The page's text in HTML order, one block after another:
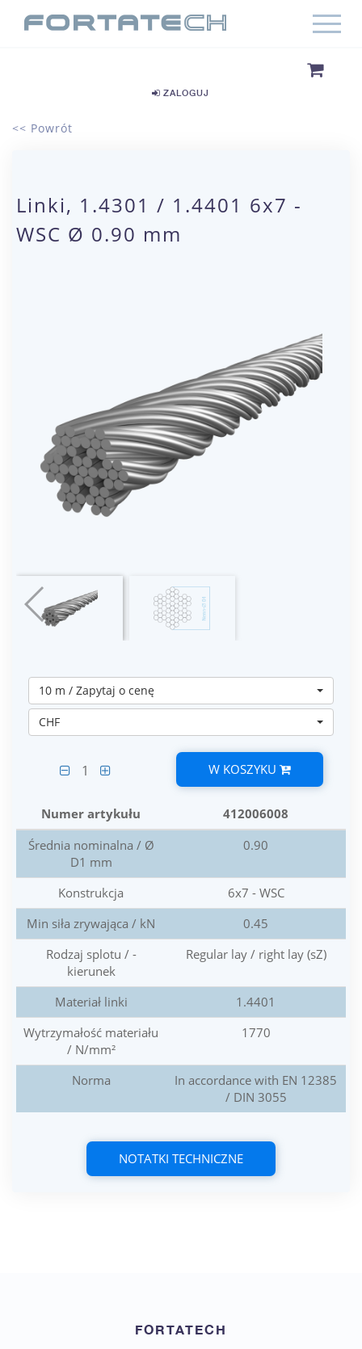
ZALOGUJ
<< Powrót
Linki, 1.4301 / 1.4401 6x7 -
WSC Ø 0.90 mm
10 m / Zapytaj o cenę
CHF
1 W KOSZYKU
Numer artykułu
412006008
Średnia nominalna / Ø
D1 mm
0.90
Konstrukcja
6x7 - WSC
Min siła zrywająca / kN
0.45
Rodzaj splotu / -
kierunek
Regular lay / right lay (sZ)
Materiał linki
1.4401
Wytrzymałość materiału
/ N/mm²
1770
Norma
In accordance with EN 12385
/ DIN 3055
NOTATKI TECHNICZNE
FORTATECH